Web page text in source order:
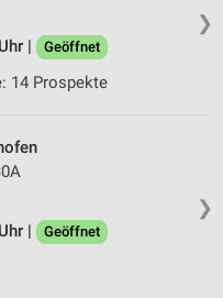
❯
|
Geöffnet
14 Prospekte
❯
|
Geöffnet